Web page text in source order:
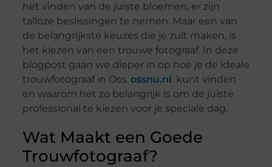
het vinden van de juiste bloemen, er zijn
talloze beslissingen te nemen. Maar een van
de belangrijkste keuzes die je zult maken, is
het kiezen van een trouwe fotograaf. In deze
blogpost gaan we dieper in op hoe je de ideale
trouwfotograaf in Oss. ossnu.nl. kunt vinden
en waarom het zo belangrijk is om de juiste
professional te kiezen voor je speciale dag.
Wat Maakt een Goede
Trouwfotograaf?